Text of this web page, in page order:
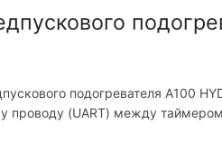
подогревателя A100
проводу (UART) между